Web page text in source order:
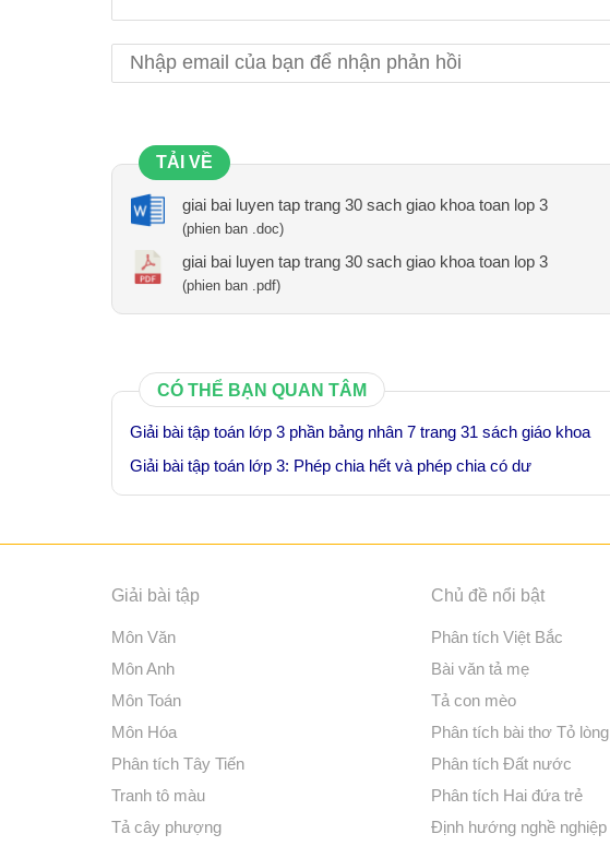
TẢI VỀ
giai bai luyen tap trang 30 sach giao khoa toan lop 3
(phien ban .doc)
giai bai luyen tap trang 30 sach giao khoa toan lop 3
(phien ban .pdf)
CÓ THỂ BẠN QUAN TÂM
Giải bài tập toán lớp 3 phần bảng nhân 7 trang 31 sách giáo khoa
Giải bài tập toán lớp 3: Phép chia hết và phép chia có dư
Giải bài tập
Môn Văn
Môn Anh
Môn Toán
Môn Hóa
Phân tích Tây Tiến
Tranh tô màu
Tả cây phượng
Chủ đề nổi bật
Phân tích Việt Bắc
Bài văn tả mẹ
Tả con mèo
Phân tích bài thơ Tỏ lòng
Phân tích Đất nước
Phân tích Hai đứa trẻ
Định hướng nghề nghiệp